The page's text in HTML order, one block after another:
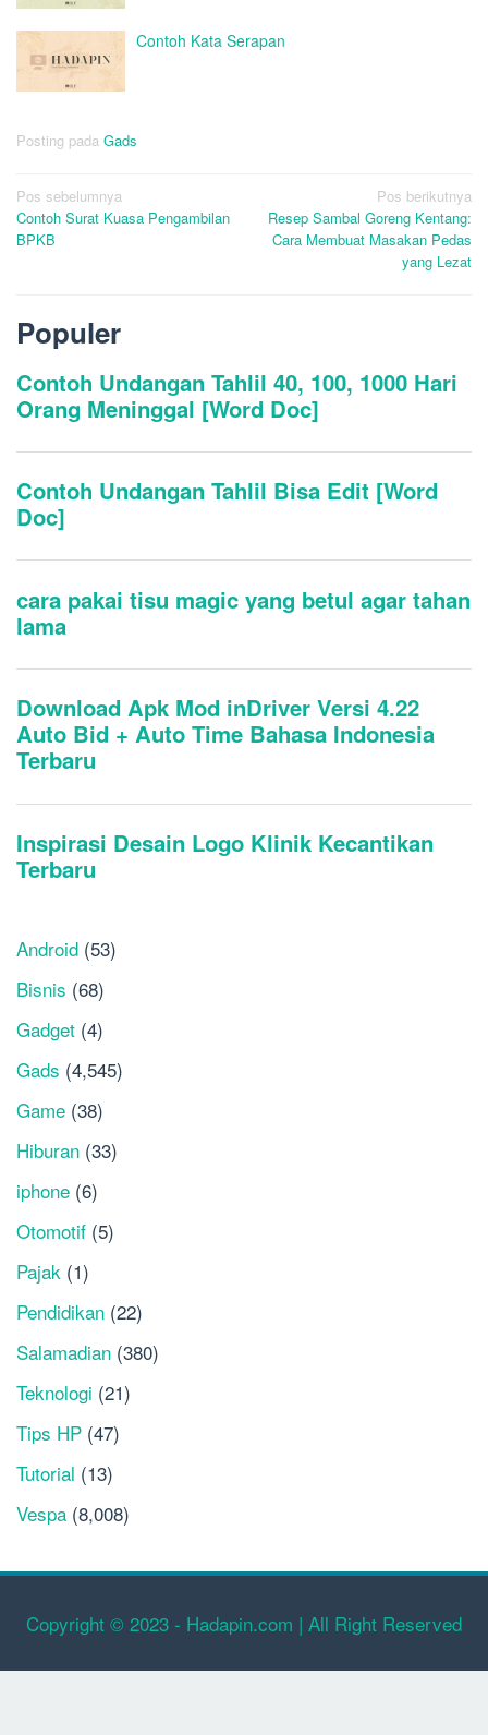
Contoh Kata Serapan
Posting pada Gads
Navigasi
pos
Pos sebelumnya
Contoh Surat Kuasa Pengambilan
BPKB
Pos berikutnya
Resep Sambal Goreng Kentang:
Cara Membuat Masakan Pedas
yang Lezat
Populer
Android (53)
Bisnis (68)
Gadget (4)
Gads (4,545)
Game (38)
Hiburan (33)
iphone (6)
Otomotif (5)
Pajak (1)
Pendidikan (22)
Salamadian (380)
Teknologi (21)
Tips HP (47)
Tutorial (13)
Vespa (8,008)
Copyright © 2023 - Hadapin.com | All Right Reserved